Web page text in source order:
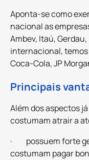
Aponta-se como
nacional as
Ambev, Itaú,
internacional, temos
Coca-Cola, JP
Principais
Além dos aspectos
costumam atrair a
· possuem forte
costumam pagar